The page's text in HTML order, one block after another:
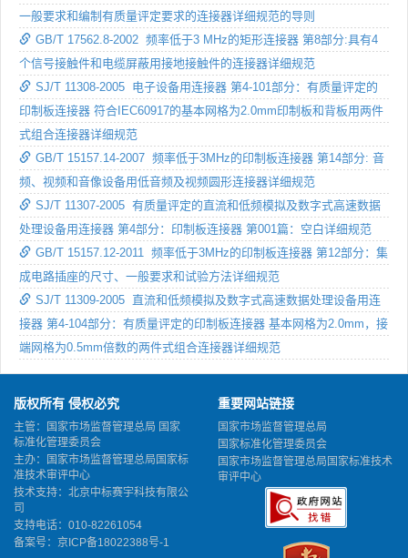
一般要求和编制有质量评定要求的连接器详细规范的导则
GB/T 17562.8-2002 频率低于3 MHz的矩形连接器 第8部分:具有4
个信号接触件和电缆屏蔽用接地接触件的连接器详细规范
SJ/T 11308-2005 电子设备用连接器 第4-101部分：有质量评定的
印制板连接器 符合IEC60917的基本网格为2.0mm印制板和背板用两件
式组合连接器详细规范
GB/T 15157.14-2007 频率低于3MHz的印制板连接器 第14部分: 音
频、视频和音像设备用低音频及视频圆形连接器详细规范
SJ/T 11307-2005 有质量评定的直流和低频模拟及数字式高速数据
处理设备用连接器 第4部分：印制板连接器 第001篇：空白详细规范
GB/T 15157.12-2011 频率低于3MHz的印制板连接器 第12部分：集
成电路插座的尺寸、一般要求和试验方法详细规范
SJ/T 11309-2005 直流和低频模拟及数字式高速数据处理设备用连
接器 第4-104部分：有质量评定的印制板连接器 基本网格为2.0mm，接
端网格为0.5mm倍数的两件式组合连接器详细规范
版权所有 侵权必究
主管：国家市场监督管理总局 国家
标准化管理委员会
主办：国家市场监督管理总局国家标
准技术审评中心
技术支持：北京中标赛宇科技有限公
司
支持电话：010-82261054
备案号： 京ICP备18022388号-1
重要网站链接
国家市场监督管理总局
国家标准化管理委员会
国家市场监督管理总局国家标准技术
审评中心